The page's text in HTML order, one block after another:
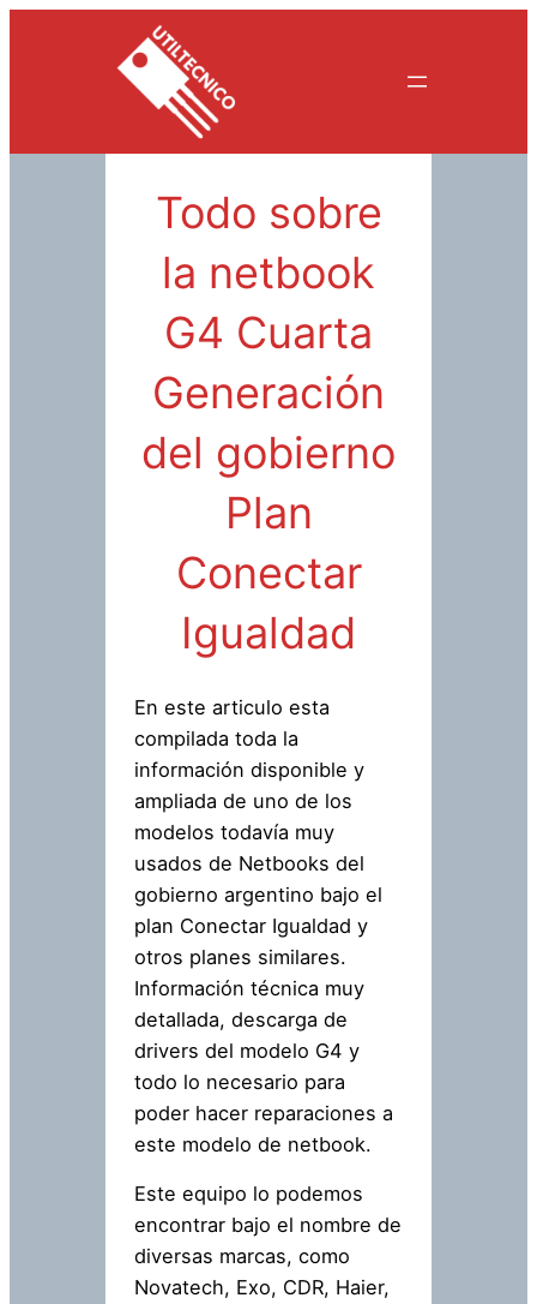
Todo sobre
la netbook
G4 Cuarta
Generación
del gobierno
Plan
Conectar
Igualdad
En este articulo esta
compilada toda la
información disponible y
ampliada de uno de los
modelos todavía muy
usados de Netbooks del
gobierno argentino bajo el
plan Conectar Igualdad y
otros planes similares.
Información técnica muy
detallada, descarga de
drivers del modelo G4 y
todo lo necesario para
poder hacer reparaciones a
este modelo de netbook.
Este equipo lo podemos
encontrar bajo el nombre de
diversas marcas, como
Novatech, Exo, CDR, Haier,